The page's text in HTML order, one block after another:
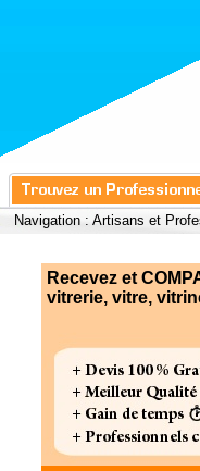
Navigation : Artisans et
Recevez et
vitrerie, vitre,